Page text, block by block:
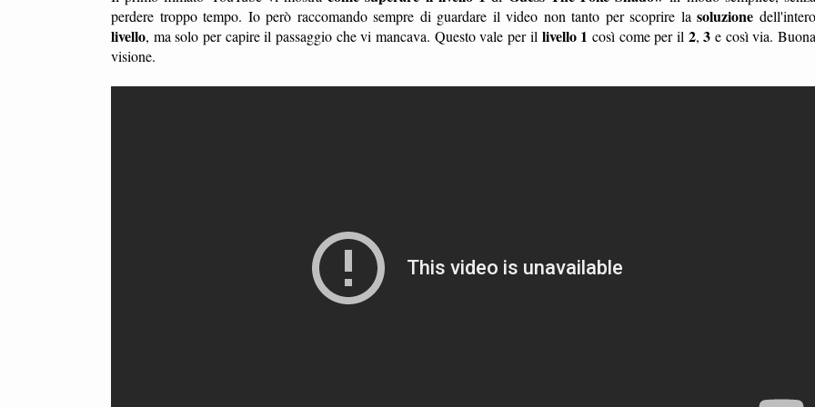
perdere troppo tempo. Io però raccomando sempre di guardare il video non tanto per scoprire lasoluzione
livello, ma solo per capire il passaggio che vi mancava. Questo vale per il livello 1 così come per il 2,3 e così via.
visione.